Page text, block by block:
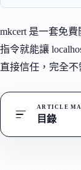
mkcert 是一套免
指令就能讓
直接信任，完全
ARTICLE
目錄